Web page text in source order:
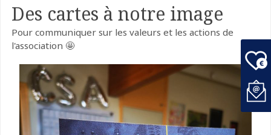
Des cartes à notre image
Pour communiquer sur les valeurs et les actions de
l'association 🤩